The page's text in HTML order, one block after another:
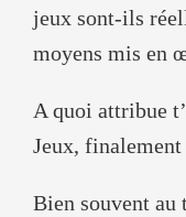
jeux sont-ils
moyens mis en
A quoi attribue
Jeux, finalement
Bien souvent au